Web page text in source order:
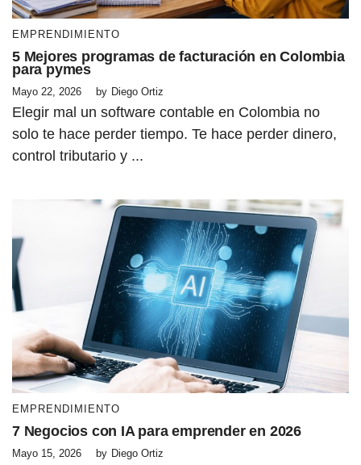
EMPRENDIMIENTO
5 Mejores programas de facturación en Colombia
para pymes
Mayo 22, 2026 by Diego Ortiz
Elegir mal un software contable en Colombia no
solo te hace perder tiempo. Te hace perder dinero,
control tributario y ...
EMPRENDIMIENTO
7 Negocios con IA para emprender en 2026
Mayo 15, 2026 by Diego Ortiz